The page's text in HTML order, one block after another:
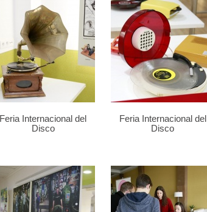
Feria Internacional del
Disco
Feria Internacional del
Disco